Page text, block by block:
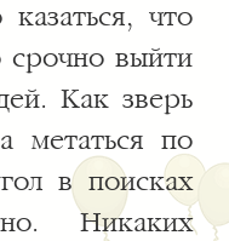
что
срочно выйти
Как зверь
метаться по
в поисках
Никаких